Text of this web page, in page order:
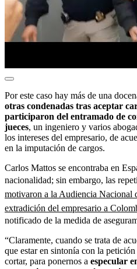
Por este caso hay más de una
otras condenadas tras aceptar
participaron del entramado de
jueces, un ingeniero y varios
los intereses del empresario, de
en la imputación de cargos.
Carlos Mattos se encontraba en
nacionalidad; sin embargo, las
motivaron a la Audiencia Nacional
extradición del empresario a
notificado de la medida de
“Claramente, cuando se trata de
que estar en sintonía con la
cortar, para ponernos a especular